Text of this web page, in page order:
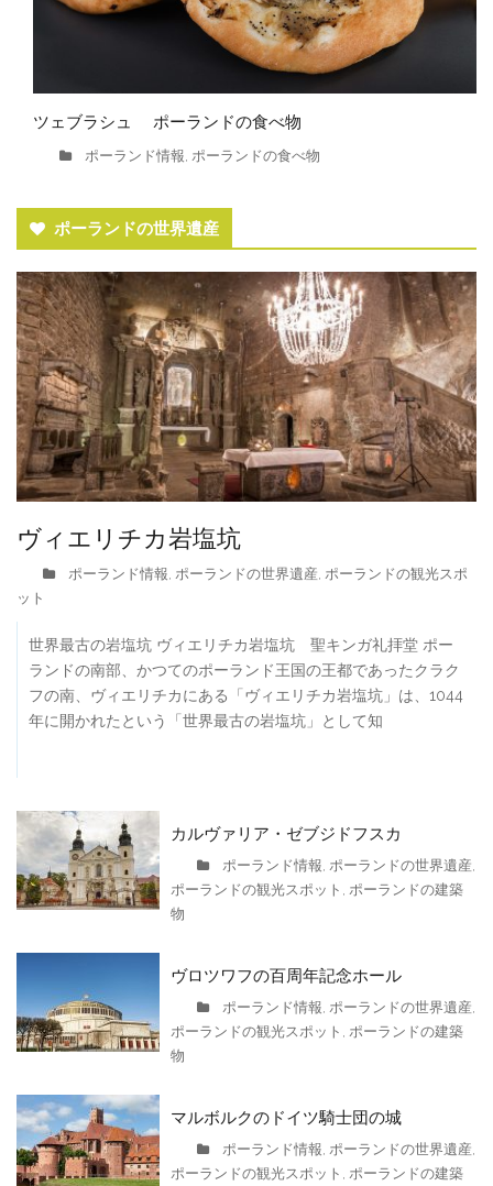
ツェブラシュ ポーランドの食べ物
ポーランド情報, ポーランドの食べ物
ポーランドの世界遺産
ヴィエリチカ岩塩坑
ポーランド情報, ポーランドの世界遺産, ポーランドの観光スポ
ット
世界最古の岩塩坑 ヴィエリチカ岩塩坑 聖キンガ礼拝堂 ポー
ランドの南部、かつてのポーランド王国の王都であったクラク
フの南、ヴィエリチカにある「ヴィエリチカ岩塩坑」は、1044
年に開かれたという「世界最古の岩塩坑」として知
カルヴァリア・ゼブジドフスカ
ポーランド情報, ポーランドの世界遺産,
ポーランドの観光スポット , ポーランドの建築
物
ヴロツワフの百周年記念ホール
ポーランド情報, ポーランドの世界遺産,
ポーランドの観光スポット , ポーランドの建築
物
マルボルクのドイツ騎士団の城
ポーランド情報, ポーランドの世界遺産,
ポーランドの観光スポット , ポーランドの建築